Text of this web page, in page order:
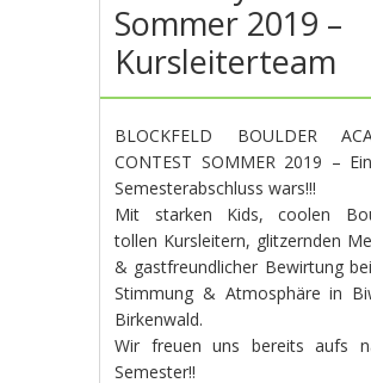
Sommer 2019 –
Kursleiterteam
BLOCKFELD BOULDER
CONTEST SOMMER 2019 –
Semesterabschluss wars!!!
Mit starken Kids, coolen
tollen Kursleitern, glitzernden
& gastfreundlicher Bewirtung
Stimmung & Atmosphäre in
Birkenwald.
Wir freuen uns bereits aufs
Semester!!